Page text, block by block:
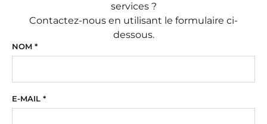
services ?
Contactez-nous en utilisant le formulaire ci-
dessous.
NOM *
E-MAIL *